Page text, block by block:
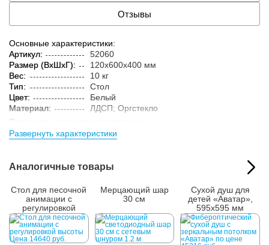
Отзывы
Основные характеристики:
Артикул:
52060
Размер (ВxШxГ):
120x600x400 мм
Вес:
10 кг
Тип:
Стол
Цвет:
Белый
Материал:
ЛДСП; Оргстекло
Параметры упакованного товара:
Размер (ВxШxГ):
125x605x405 мм
упаковке:
Развернуть характеристики
Аналогичные товары
Стол для песочной
анимации с
регулировкой
высоты
Мерцающий шар
30 см
Сухой душ для
детей «Аватар»,
595x595 мм